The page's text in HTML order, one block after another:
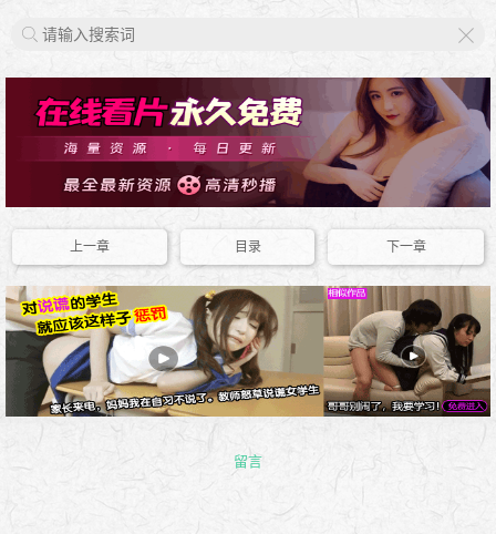
上一章 目录 下一章
留言